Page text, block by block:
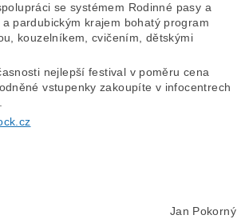
se systémem Rodinné pasy a
pardubickým krajem bohatý program
kouzelníkem, cvičením, dětskými
nejlepší festival v poměru cena
vstupenky zakoupíte v infocentrech
Jan Pokorný